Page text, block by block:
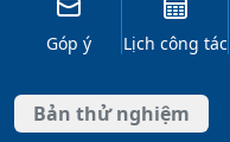
Góp ý Lịch công tác
Bản thử nghiệm